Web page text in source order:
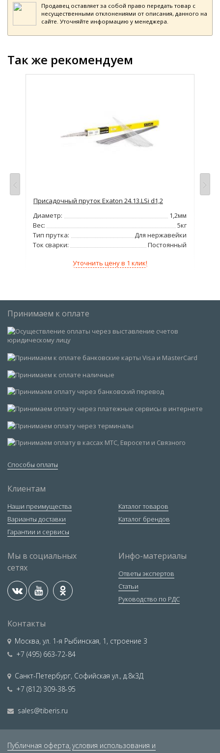
Продавец оставляет за собой право передать товар с
несущественными отклонениями от описания, данного на
сайте. Уточняйте информацию у менеджера.
Так же рекомендуем
Присадочный пруток Exaton 24.13.LSi d1,2
Диаметр:
1,2мм
Вес:
5кг
Тип прутка:
Для нержавейки
Ток сварки:
Постоянный
Уточнить цену в 1 клик!
Принимаем к оплате
Способы оплаты
Клиентам
Наши преимущества
Варианты доставки
Гарантии и сервисы
Каталог товаров
Каталог брендов
Мы в социальных
сетях
Инфо-материалы
Ответы экспертов
Статьи
Руководство по РДС
Контакты
Москва, ул. 1-я Рыбинская, 1, строение 3
+7 (495) 663-72-84
Санкт-Петербург, Софийская ул., д.8к3Д
+7 (812) 309-38-95
sales@tiberis.ru
Публичная оферта, условия использования и